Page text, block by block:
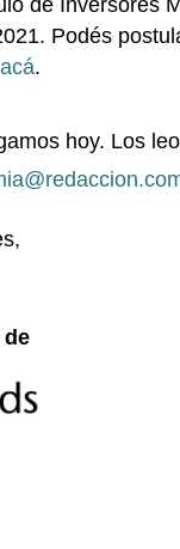
de Inversores
Podés
acá.
hoy. Los leo
de